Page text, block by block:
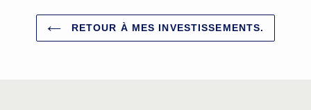
RETOUR À MES INVESTISSEMENTS.